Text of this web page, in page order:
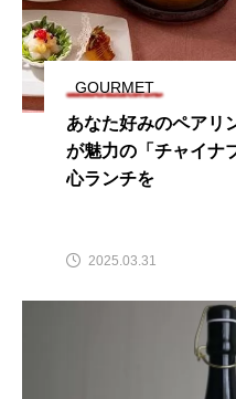
GOURMET
あなた好みのペアリ
が魅力の「チャイナ
心ランチを
2025.03.31